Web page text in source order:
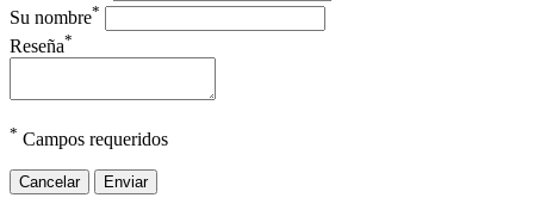
Su nombre*
Reseña*
* Campos requeridos
Cancelar Enviar